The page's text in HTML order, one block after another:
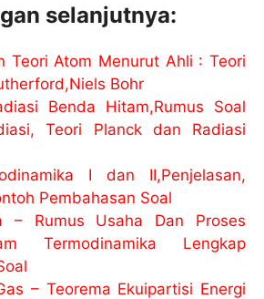
selanjutnya:
Teori Atom Menurut Ahli : Teori
Bohr
Benda Hitam,Rumus Soal
Teori Planck dan Radiasi
I dan II,Penjelasan,
Pembahasan Soal
– Rumus Usaha Dan Proses
Termodinamika Lengkap
– Teorema Ekuipartisi Energi